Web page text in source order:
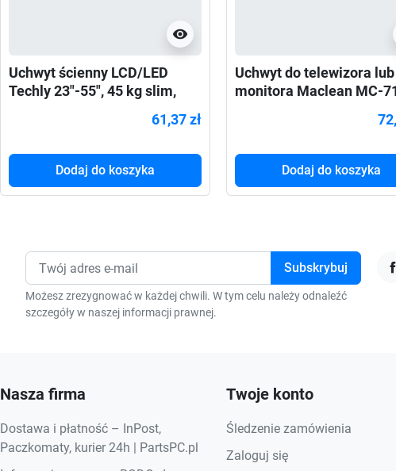
visibility
Uchwyt ścienny LCD/LED
Techly 23"-55", 45 kg slim,
61,37 zł
Dodaj do koszyka
Uchwyt do telewizora lub
monitora Maclean MC-
Dodaj do koszyka
Możesz zrezygnować w każdej chwili. W tym celu należy odnaleźć
szczegóły w naszej informacji prawnej.
Nasza firma
Dostawa i płatność – InPost,
Paczkomaty, kurier 24h | PartsPC.pl
Twoje konto
Śledzenie zamówienia
Zaloguj się